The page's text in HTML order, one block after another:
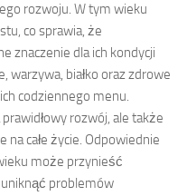
rozwoju. W tym wieku
co sprawia, że
znaczenie dla ich kondycji
warzywa, białko oraz zdrowe
codziennego menu.
rozwój, ale także
całe życie. Odpowiednie
może przynieść
uniknąć problemów